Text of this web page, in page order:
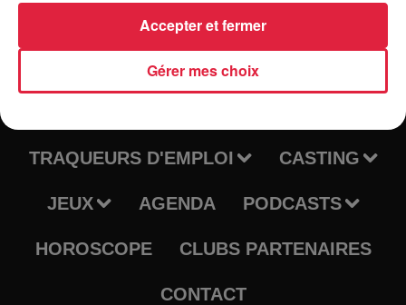
TRAQUEURS D'EMPLOI CASTING
JEUX AGENDA PODCASTS
HOROSCOPE CLUBS PARTENAIRES
CONTACT
Gérer mes choix
Accepter et fermer